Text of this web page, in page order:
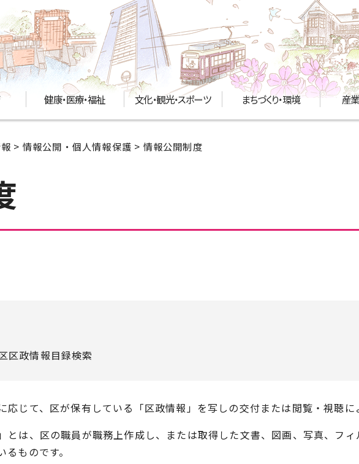
健康・医療・福祉 文化・観光・スポーツ まちづくり・環境 産
> 情報公開・個人情報保護 > 情報公開制度
区政情報目録検索
じて、区が保有している「区政情報」を写しの交付または閲覧・視聴に
とは、区の職員が職務上作成し、または取得した文書、図画、写真、フ
ものです。